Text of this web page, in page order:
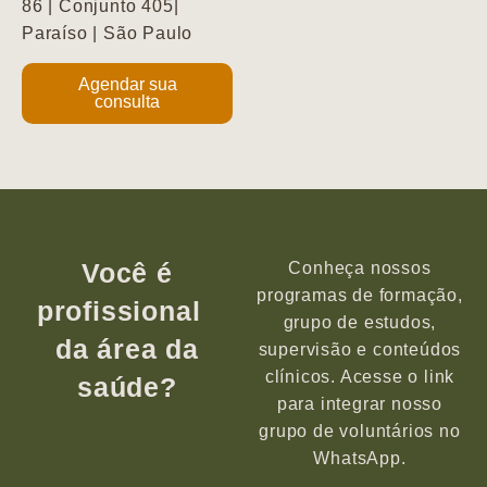
86 | Conjunto 405|
Paraíso | São Paulo
Agendar sua
consulta
Você é
profissional
da área da
saúde?
Conheça nossos
programas de formação,
grupo de estudos,
supervisão e conteúdos
clínicos. Acesse o link
para integrar nosso
grupo de voluntários no
WhatsApp.